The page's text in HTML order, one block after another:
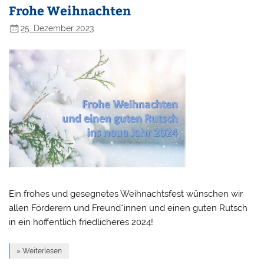
Frohe Weihnachten
25. Dezember 2023
Ein frohes und gesegnetes Weihnachtsfest wünschen wir
allen Förderern und Freund*innen und einen guten Rutsch
in ein hoffentlich friedlicheres 2024!
» Weiterlesen